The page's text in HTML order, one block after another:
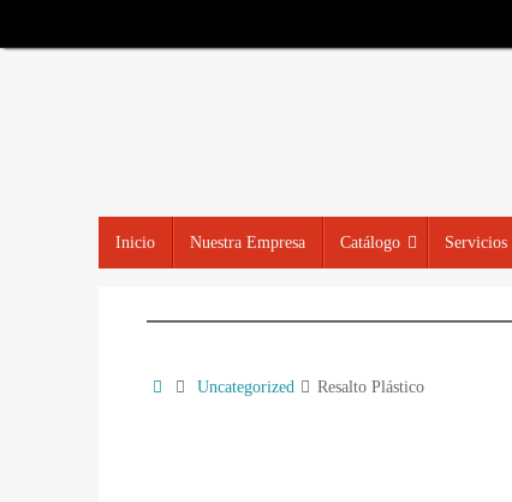
Inicio Nuestra Empresa Catálogo Servicios
Uncategorized Resalto Plástico